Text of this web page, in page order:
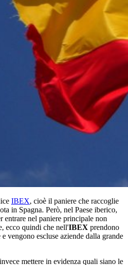
IBEX, cioè il paniere che raccoglie
in Spagna. Però, nel Paese iberico,
entrare nel paniere principale non
ecco quindi che nell'IBEX prendono
vengono escluse aziende dalla grande
mettere in evidenza quali siano le